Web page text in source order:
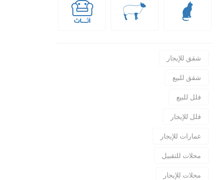
شقق للإيجار
شقق للبيع
فلل للبيع
فلل للإيجار
عمارات للإيجار
محلات للتقبيل
محلات للإيجار